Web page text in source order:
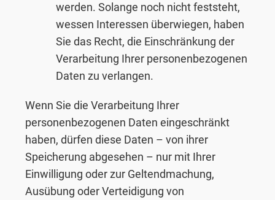
werden. Solange noch nicht feststeht,
wessen Interessen überwiegen, haben
Sie das Recht, die Einschränkung der
Verarbeitung Ihrer personenbezogenen
Daten zu verlangen.
Wenn Sie die Verarbeitung Ihrer
personenbezogenen Daten eingeschränkt
haben, dürfen diese Daten – von ihrer
Speicherung abgesehen – nur mit Ihrer
Einwilligung oder zur Geltendmachung,
Ausübung oder Verteidigung von